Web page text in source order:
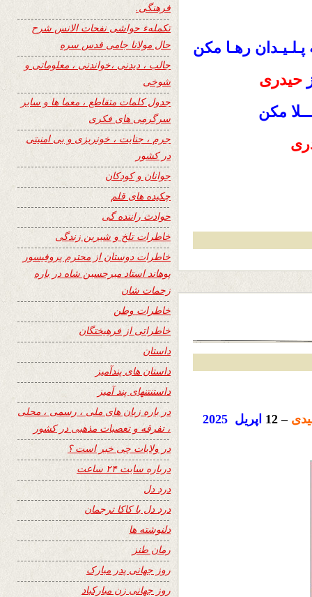
پـلـیـدان رهـا مکن
حیدری
مکن
– 12 اپریل 2025
فرهنگی.
تکملهء حواشی نفحات الانس شرح
حال مولانا جامی قدس سره
جالب ، دیدنی ،خواندنی ، معلوماتی و
شوخی
جدول کلمات متقاطع ، معما ها و سایر
سرگرمی های فکری
جرم ، جنایت ، خونریزی و بی امنیتی
در کشور
جوانان و کودکان
چکیده های قلم
حوادث راننده گی
خاطرات تلخ و شیرین زندگی
خاطرات دوستان از محترم پروفیسور
پوهاند استاد میرحسین شاه در باره
زحمات شان
خاطرات وطن
خاطراتی از فرهیختگان
داستان
داستان های پندآمیز
داستنتنهای پند آمیز
در باره زبان های ملی ، رسمی ، محلی
، تفرقه و تعصبات مذهبی در کشور
در ولایات چی خبر است ؟
درباره سایت ۲۴ ساعت
درد دل
درد دل با کاکا ترجمان
دلنوشته ها
رمان طنز
روز جهانی پدر مبارک
روز جهانی زن مبارکباد